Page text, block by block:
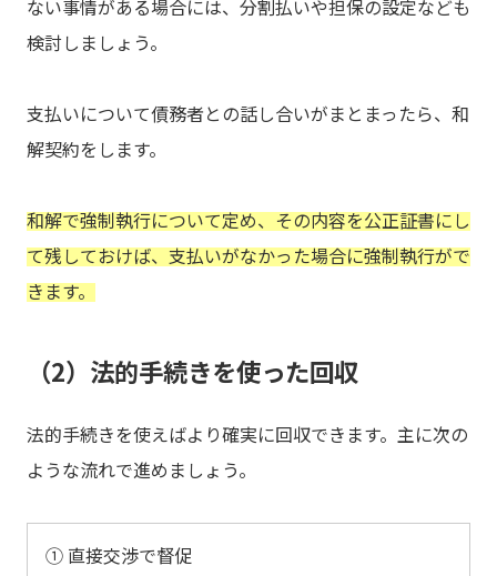
ない事情がある場合には、分割払いや担保の設定なども
検討しましょう。
支払いについて債務者との話し合いがまとまったら、和
解契約をします。
和解で強制執行について定め、その内容を公正証書にし
て残しておけば、支払いがなかった場合に強制執行がで
きます。
（2）法的手続きを使った回収
法的手続きを使えばより確実に回収できます。主に次の
ような流れで進めましょう。
① 直接交渉で督促